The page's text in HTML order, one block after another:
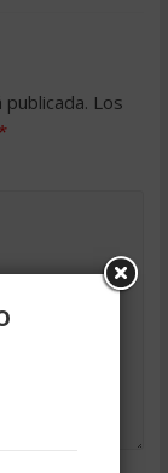
Los
*